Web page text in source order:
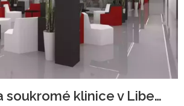
Čekárna na soukromé klinice v Liberci